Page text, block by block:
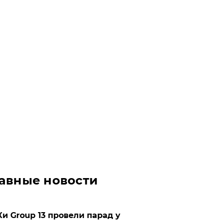
новости
Group 13 провели парад у